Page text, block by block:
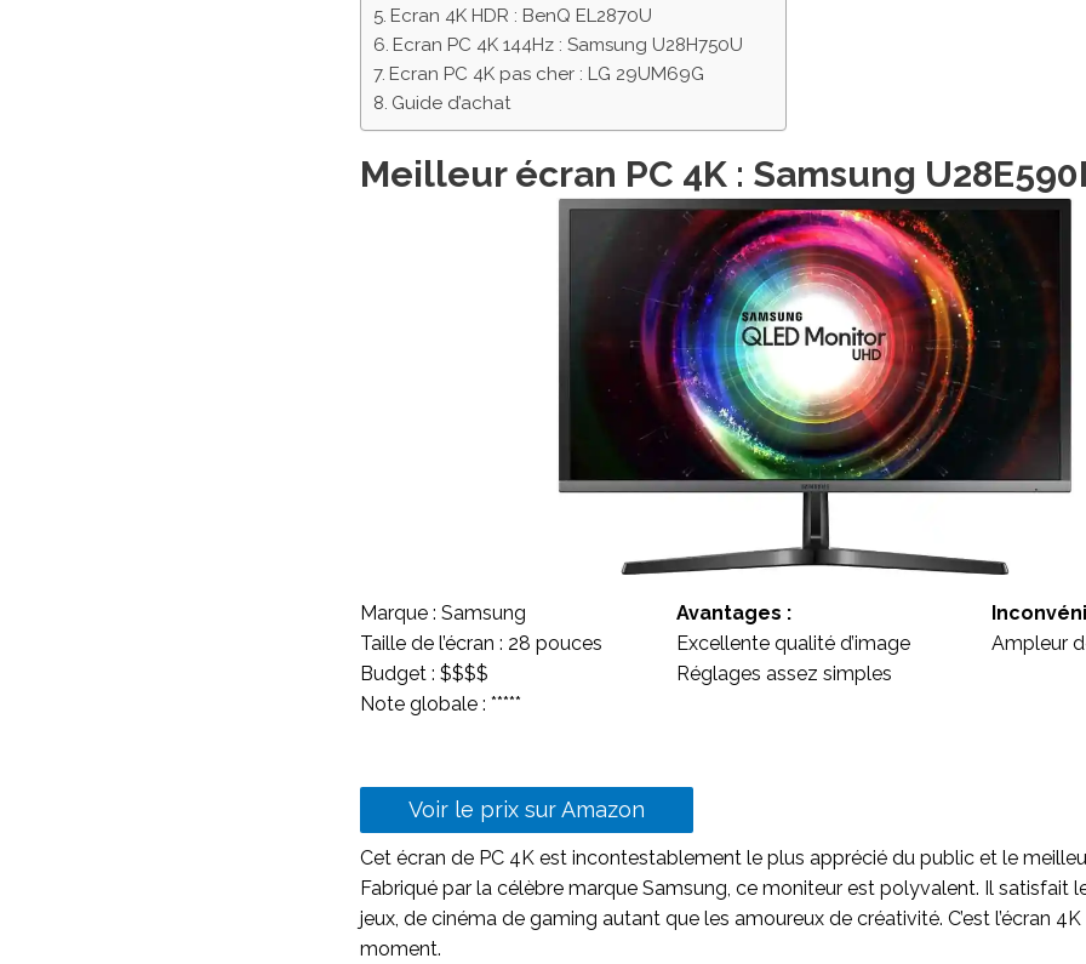
Ecran 4K HDR : BenQ EL2870U
Ecran PC 4K 144Hz : Samsung U28H750U
Ecran PC 4K pas cher : LG 29UM69G
Guide d’achat
Meilleur écran PC 4K : Samsung
Marque : Samsung
Taille de l’écran : 28 pouces
Budget : $$$$
Note globale : *****
Avantages :
Excellente qualité d’image
Réglages assez simples
Ampleur
Voir le prix sur Amazon
Cet écran de PC 4K est incontestablement le plus apprécié du public et le
Fabriqué par la célèbre marque Samsung, ce moniteur est polyvalent. Il satisfait
jeux, de cinéma de gaming autant que les amoureux de créativité. C’est l’écran
moment.